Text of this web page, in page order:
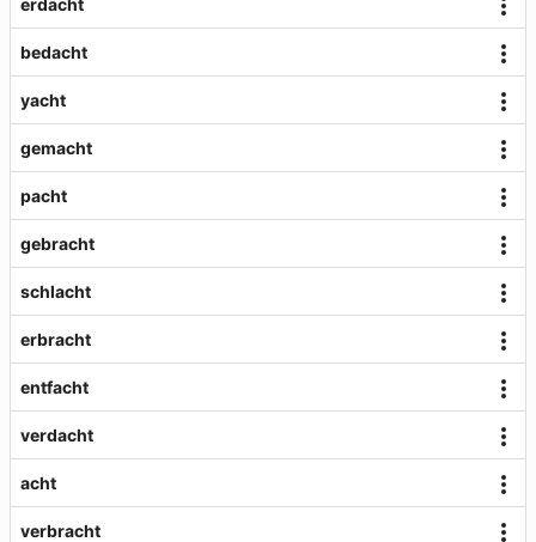
erdacht
bedacht
yacht
gemacht
pacht
gebracht
schlacht
erbracht
entfacht
verdacht
acht
verbracht